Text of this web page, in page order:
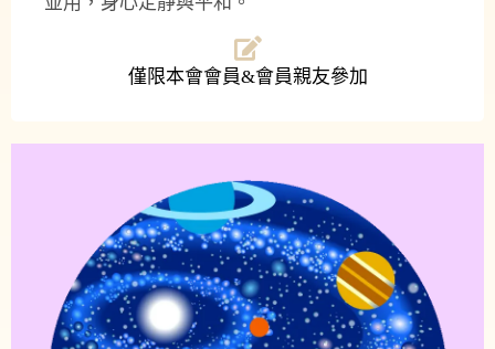
僅限本會會員&會員親友參加